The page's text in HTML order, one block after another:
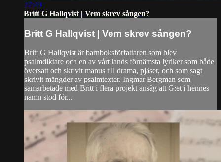
27:49
Britt G Hallqvist | Vem skrev sången?
Britt G Hallqvist | Vem skrev sången?
Britt G Hallqvist är barnboksförfattaren som blev
psalmdiktare och en av vårt lands förnämsta lyriker som både
översatt och skrivit manus till drama, pjäser, och som sagt
skrivit mängder av psalmtexter. Ingmar Bergman som
samarbetade med Britt i flera projekt ansåg att G:et i hennes
namn stod för...